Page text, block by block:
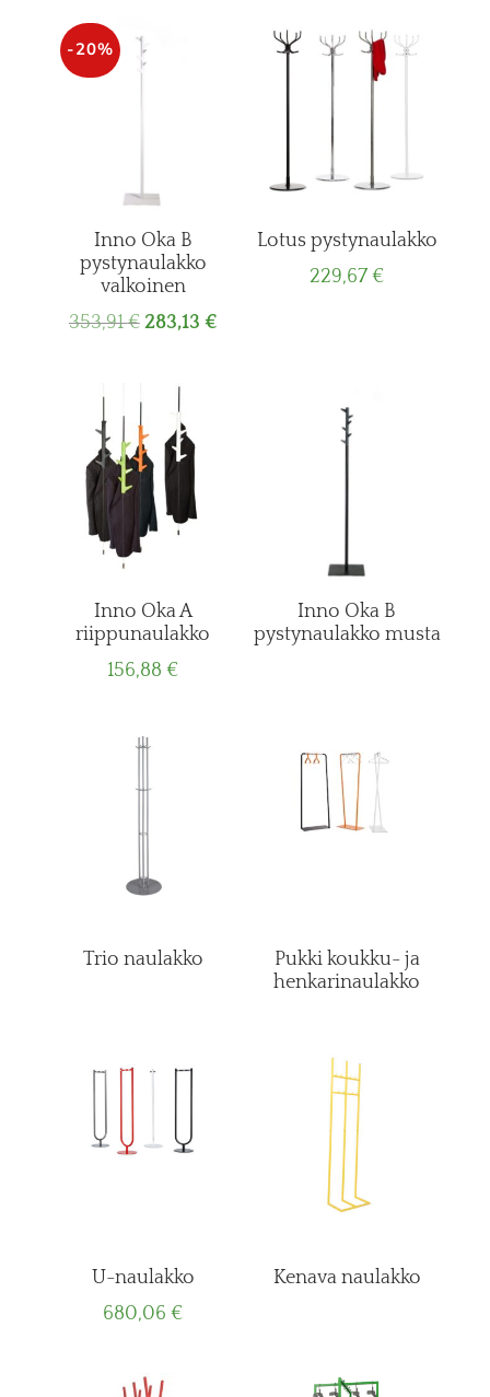
-20%
Inno Oka B
pystynaulakko
valkoinen
353,91€ Original
353,91 €.
283,13 €Current
Lotus pystynaulakko
229,67€
Inno Oka A
riippunaulakko
156,88€
Inno Oka B
pystynaulakko musta
Trio naulakko
Pukki koukku- ja
henkarinaulakko
U-naulakko
680,06€
Kenava naulakko